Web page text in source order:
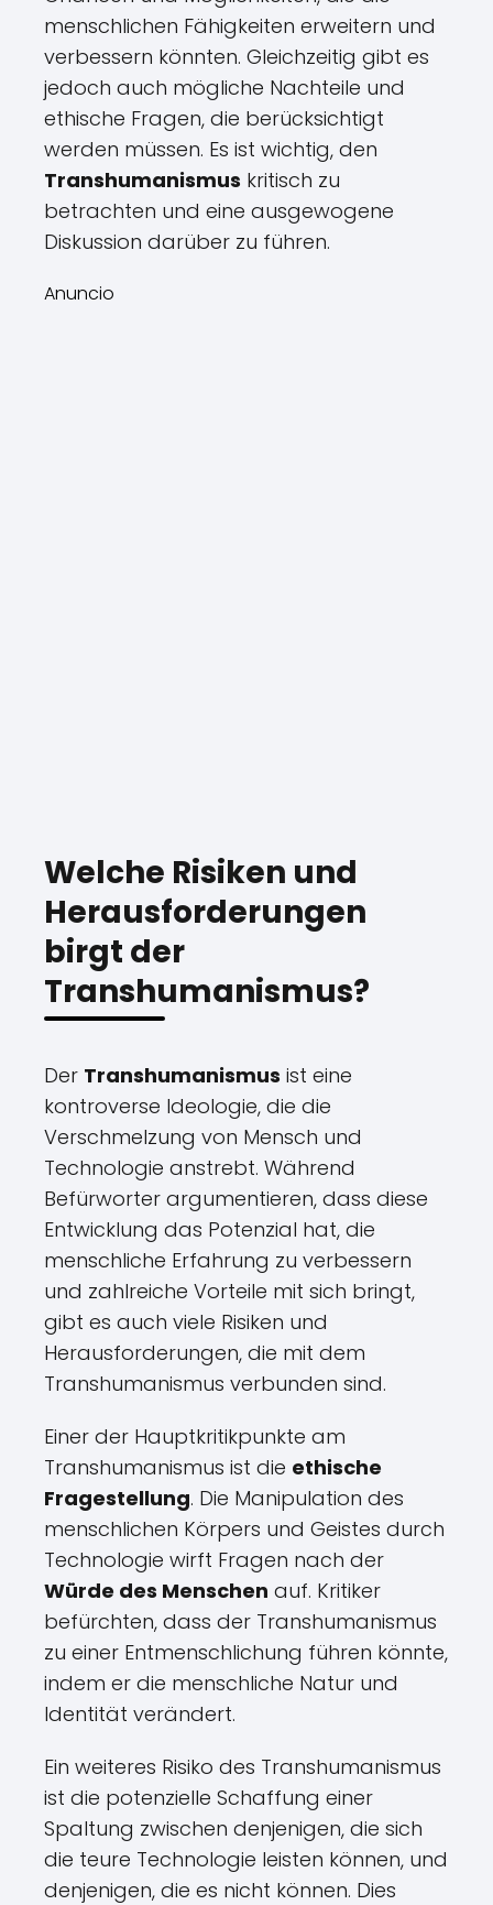
menschlichen Fähigkeiten erweitern und
verbessern könnten. Gleichzeitig gibt es
jedoch auch mögliche Nachteile und
ethische Fragen, die berücksichtigt
werden müssen. Es ist wichtig, den
Transhumanismus kritisch zu
betrachten und eine ausgewogene
Diskussion darüber zu führen.
Anuncio
Welche Risiken und
Herausforderungen
birgt der
Transhumanismus?
Der Transhumanismus ist eine
kontroverse Ideologie, die die
Verschmelzung von Mensch und
Technologie anstrebt. Während
Befürworter argumentieren, dass diese
Entwicklung das Potenzial hat, die
menschliche Erfahrung zu verbessern
und zahlreiche Vorteile mit sich bringt,
gibt es auch viele Risiken und
Herausforderungen, die mit dem
Transhumanismus verbunden sind.
Einer der Hauptkritikpunkte am
Transhumanismus ist die ethische
Fragestellung. Die Manipulation des
menschlichen Körpers und Geistes durch
Technologie wirft Fragen nach der
Würde des Menschen auf. Kritiker
befürchten, dass der Transhumanismus
zu einer Entmenschlichung führen könnte,
indem er die menschliche Natur und
Identität verändert.
Ein weiteres Risiko des Transhumanismus
ist die potenzielle Schaffung einer
Spaltung zwischen denjenigen, die sich
die teure Technologie leisten können, und
denjenigen, die es nicht können. Dies